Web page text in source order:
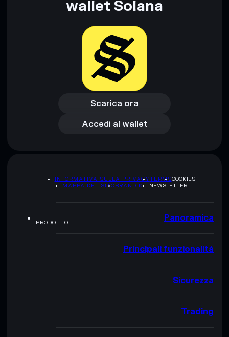
wallet Solana
Scarica ora
Scarica ora
Accedi al wallet
Accedi al wallet
INFORMATIVA SULLA PRIVACYTERMSCOOKIES
MAPPA DEL SITOBRAND KITNEWSLETTER
PRODOTTO Panoramica
Principali funzionalità
Sicurezza
Trading